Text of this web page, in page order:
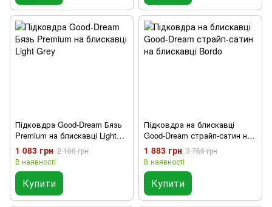
Підковдра Good-Dream Бязь
Premium на блискавці Light
Grey
1 083 грн 2 166 грн
В наявності
Купити
Підковдра на блискавці
Good-Dream страйп-сатин на
блискавці Bordo
1 883 грн 3 766 грн
В наявності
Купити